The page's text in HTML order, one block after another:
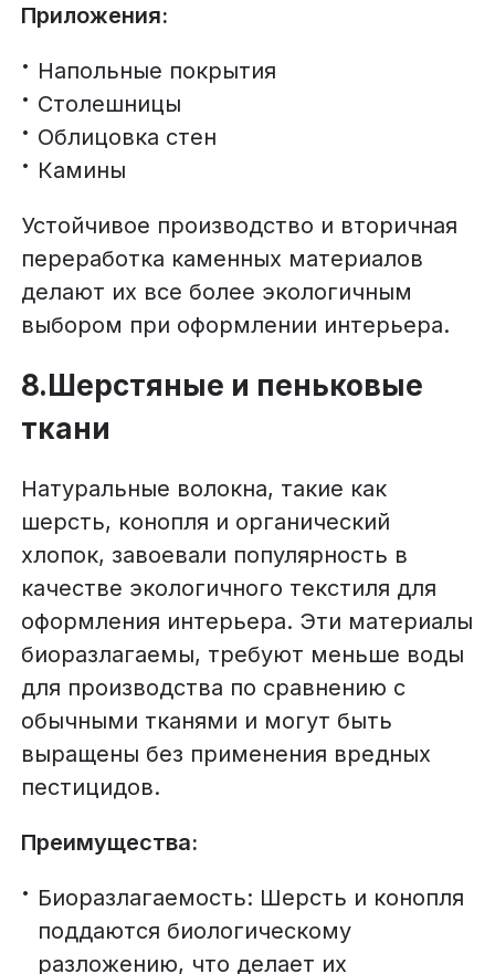
Приложения:
Напольные покрытия
Столешницы
Облицовка стен
Камины
Устойчивое производство и вторичная
переработка каменных материалов
делают их все более экологичным
выбором при оформлении интерьера.
8.Шерстяные и пеньковые
ткани
Натуральные волокна, такие как
шерсть, конопля и органический
хлопок, завоевали популярность в
качестве экологичного текстиля для
оформления интерьера. Эти материалы
биоразлагаемы, требуют меньше воды
для производства по сравнению с
обычными тканями и могут быть
выращены без применения вредных
пестицидов.
Преимущества:
Биоразлагаемость: Шерсть и конопля
поддаются биологическому
разложению, что делает их